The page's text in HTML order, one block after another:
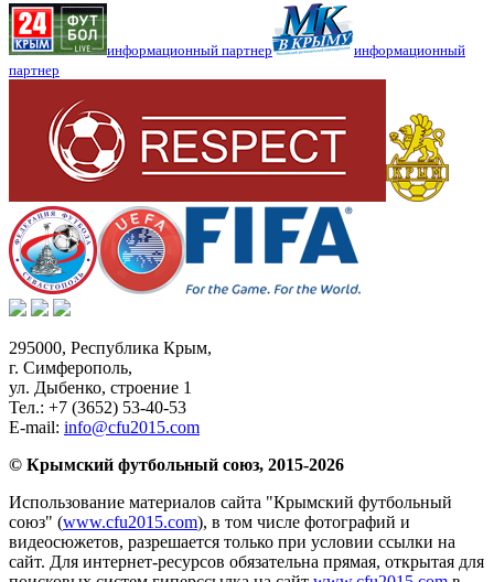
информационный партнер
информационный
партнер
295000, Республика Крым,
г. Симферополь,
ул. Дыбенко, строение 1
Тел.: +7 (3652) 53-40-53
E-mail: info@cfu2015.com
© Крымский футбольный союз, 2015-2026
Использование материалов сайта "Крымский футбольный
союз" (www.cfu2015.com), в том числе фотографий и
видеосюжетов, разрешается только при условии ссылки на
сайт. Для интернет-ресурсов обязательна прямая, открытая для